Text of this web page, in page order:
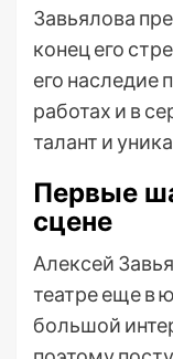
Завьялова
конец его
его наследие
работах и в
талант и
Первые
сцене
Алексей
театре еще в
большой